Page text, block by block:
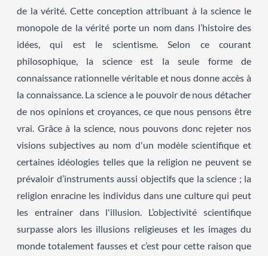
de la vérité. Cette conception attribuant à la science le
monopole de la vérité porte un nom dans l’histoire des
idées, qui est le scientisme. Selon ce courant
philosophique, la science est la seule forme de
connaissance rationnelle véritable et nous donne accès à
la connaissance. La science a le pouvoir de nous détacher
de nos opinions et croyances, ce que nous pensons être
vrai. Grâce à la science, nous pouvons donc rejeter nos
visions subjectives au nom d'un modèle scientifique et
certaines idéologies telles que la religion ne peuvent se
prévaloir d’instruments aussi objectifs que la science ; la
religion enracine les individus dans une culture qui peut
les entrainer dans l'illusion. L’objectivité scientifique
surpasse alors les illusions religieuses et les images du
monde totalement fausses et c’est pour cette raison que